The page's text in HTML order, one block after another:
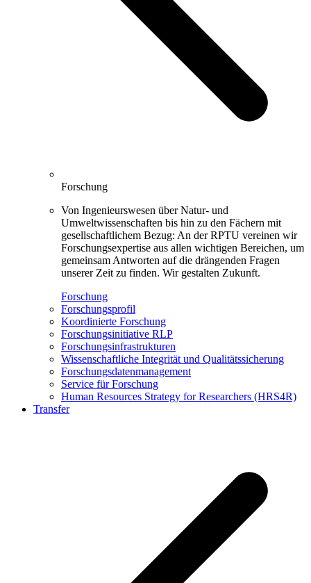
Forschung
Von Ingenieurswesen über Natur- und
Umweltwissenschaften bis hin zu den Fächern mit
gesellschaftlichem Bezug: An der RPTU vereinen wir
Forschungsexpertise aus allen wichtigen Bereichen, um
gemeinsam Antworten auf die drängenden Fragen
unserer Zeit zu finden. Wir gestalten Zukunft.
Forschung
Forschungsprofil
Koordinierte Forschung
Forschungsinitiative RLP
Forschungsinfrastrukturen
Wissenschaftliche Integrität und Qualitätssicherung
Forschungsdatenmanagement
Service für Forschung
Human Resources Strategy for Researchers (HRS4R)
Transfer